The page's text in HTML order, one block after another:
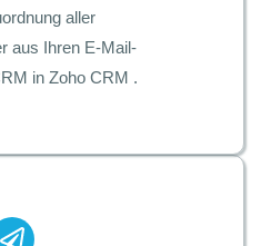
aller
aus Ihren E-Mail-
in Zoho CRM .